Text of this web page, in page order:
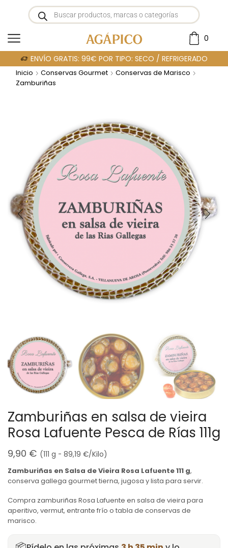
0
ENVÍO GRATIS: 99€ POR TIPO: SECO / REFRIGERADO
Inicio Conservas Gourmet
Conservas de Marisco
Zamburiñas
Zamburiñas en salsa de vieira
Rosa Lafuente Pesca de Rías 111g
9,90 € (111 g - 89,19 €/Kilo)
Zamburiñas en Salsa de Vieira Rosa Lafuente 111 g,
conserva gallega gourmet tierna, jugosa y lista para servir.
Compra zamburiñas Rosa Lafuente en salsa de vieira para
aperitivo, vermut, entrante frío o tabla de conservas de
marisco.